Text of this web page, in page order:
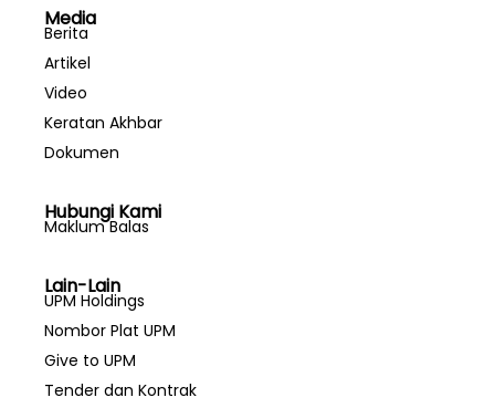
Media
Berita
Artikel
Video
Keratan Akhbar
Dokumen
Hubungi Kami
Maklum Balas
Lain-Lain
UPM Holdings
Nombor Plat UPM
Give to UPM
Tender dan Kontrak